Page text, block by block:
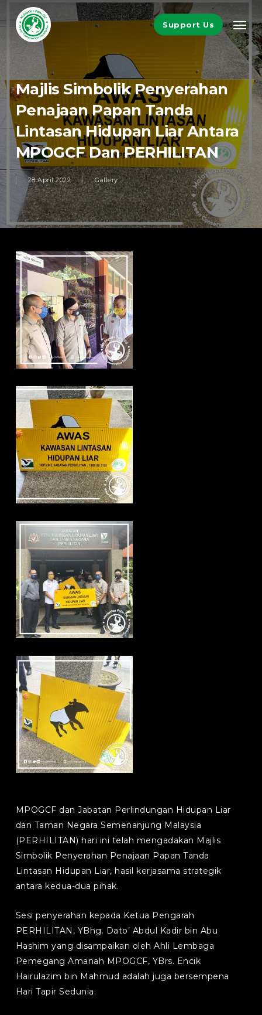
to
main
content
Support Us
Majlis Simbolik Penyerahan
Penajaan Papan Tanda
Lintasan Hidupan Liar Antara
MPOGCF Dan PERHILITAN
28 April 2022 Gallery
MPOGCF dan Jabatan Perlindungan Hidupan Liar
dan Taman Negara Semenanjung Malaysia
(PERHILITAN) hari ini telah mengadakan Majlis
Simbolik Penyerahan Penajaan Papan Tanda
Lintasan Hidupan Liar, hasil kerjasama strategik
antara kedua-dua pihak.
Sesi penyerahan kepada Ketua Pengarah
PERHILITAN, YBhg. Dato’ Abdul Kadir bin Abu
Hashim yang disampaikan oleh Ahli Lembaga
Pemegang Amanah MPOGCF, YBrs. Encik
Hairulazim bin Mahmud adalah juga bersempena
Hari Tapir Sedunia.